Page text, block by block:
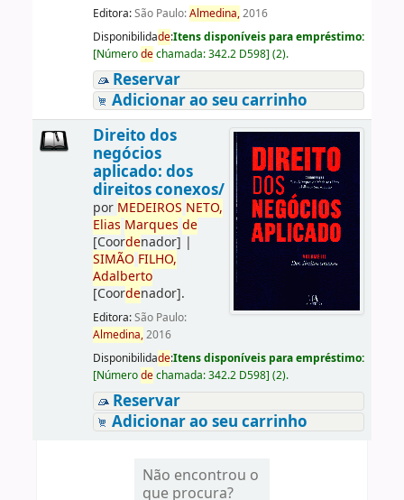
Editora:São Paulo:Almedina,2016
Disponibilidade:Itens disponíveis para empréstimo:
[Númerodechamada:342.2 D598] (2).
Reservar
Adicionar ao seu carrinho
Direito dos
negócios
aplicado: dos
direitos conexos/
por MEDEIROS NETO,
Elias Marques de
[Coordenador] |
SIMÃO FILHO,
Adalberto
[Coordenador].
Editora:São Paulo:
Almedina,2016
Disponibilidade:Itens disponíveis para empréstimo:
[Númerodechamada:342.2 D598] (2).
Reservar
Adicionar ao seu carrinho
Não encontrou o
que procura?